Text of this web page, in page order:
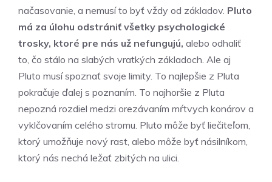
načasovanie, a nemusí to byť vždy od základov. Pluto
má za úlohu odstrániť všetky psychologické
trosky, ktoré pre nás už nefungujú, alebo odhaliť
to, čo stálo na slabých vratkých základoch. Ale aj
Pluto musí spoznať svoje limity. To najlepšie z Pluta
pokračuje ďalej s poznaním. To najhoršie z Pluta
nepozná rozdiel medzi orezávaním mŕtvych konárov a
vyklčovaním celého stromu. Pluto môže byť liečiteľom,
ktorý umožňuje nový rast, alebo môže byť násilníkom,
ktorý nás nechá ležať zbitých na ulici.